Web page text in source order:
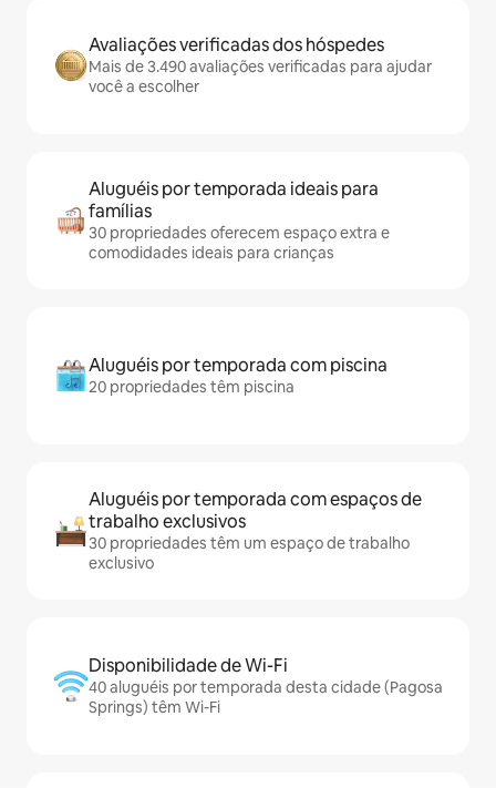
Avaliações verificadas dos hóspedes
Mais de 3.490 avaliações verificadas para ajudar
você a escolher
Aluguéis por temporada ideais para
famílias
30 propriedades oferecem espaço extra e
comodidades ideais para crianças
Aluguéis por temporada com piscina
20 propriedades têm piscina
Aluguéis por temporada com espaços de
trabalho exclusivos
30 propriedades têm um espaço de trabalho
exclusivo
Disponibilidade de Wi-Fi
40 aluguéis por temporada desta cidade (Pagosa
Springs) têm Wi-Fi